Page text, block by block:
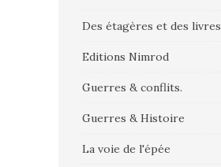
Des étagères et des livres
Editions Nimrod
Guerres & conflits.
Guerres & Histoire
La voie de l'épée